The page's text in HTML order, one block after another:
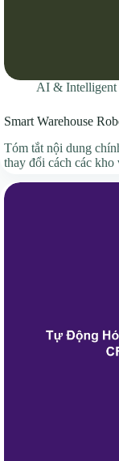
AI & Intelligent
Smart Warehouse
Tóm tắt nội dung
thay đổi cách các